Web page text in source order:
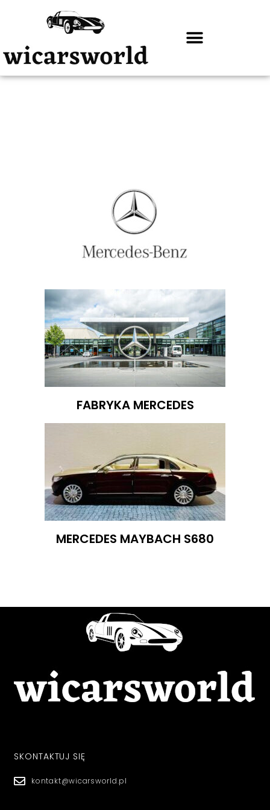
FABRYKA MERCEDES
MERCEDES MAYBACH S680
SKONTAKTUJ SIĘ
kontakt@wicarsworld.pl